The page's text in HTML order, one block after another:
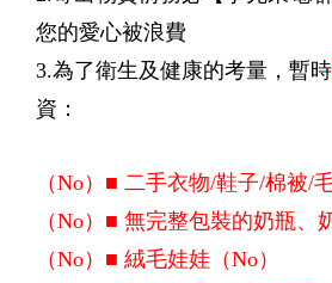
您的愛心被浪費
3.為了衛生及健康的考量，暫時
資：
（No）■ 二手衣物/鞋子/棉被/
（No）■ 無完整包裝的奶瓶、
（No）■ 絨毛娃娃 （No）